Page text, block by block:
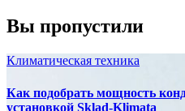
Вы пропустили
Климатическая техника
Как подобрать мощность
установкой Sklad-Klimata